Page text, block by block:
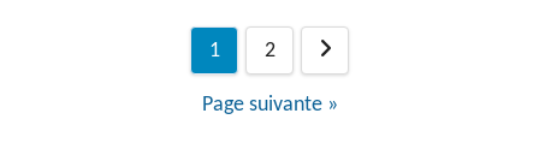
1 2
Page suivante »